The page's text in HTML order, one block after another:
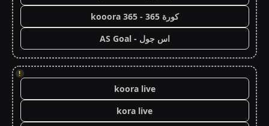
كورة 365 - kooora 365
اس جول - AS Goal
!
koora live
kora live